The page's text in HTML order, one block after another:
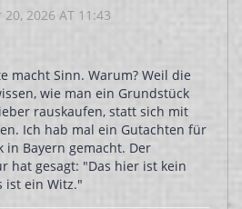
2026 AT 11:43
macht Sinn. Warum? Weil die
wie man ein Grundstück
rauskaufen, statt sich mit
Ich hab mal ein Gutachten für
in Bayern gemacht. Der
hat gesagt: "Das hier ist kein
ist ein Witz."